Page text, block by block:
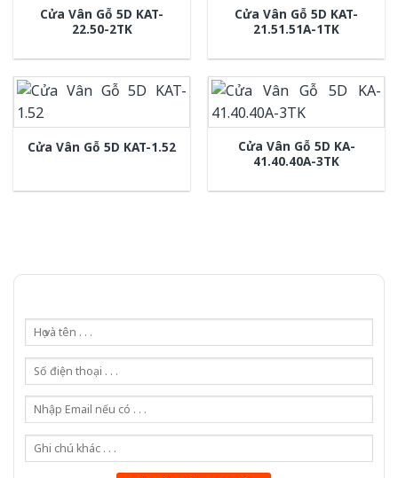
Cửa Vân Gỗ 5D KAT-
22.50-2TK
Cửa Vân Gỗ 5D KAT-
21.51.51A-1TK
Cửa Vân Gỗ 5D KAT-1.52
Cửa Vân Gỗ 5D KA-
41.40.40A-3TK